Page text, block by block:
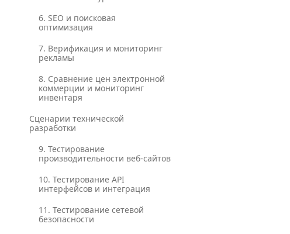
6. SEO и поисковая
оптимизация
7. Верификация и мониторинг
рекламы
8. Сравнение цен электронной
коммерции и мониторинг
инвентаря
Сценарии технической
разработки
9. Тестирование
производительности веб-сайтов
10. Тестирование API
интерфейсов и интеграция
11. Тестирование сетевой
безопасности